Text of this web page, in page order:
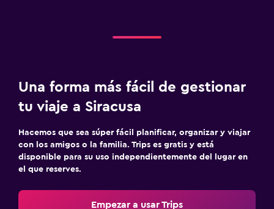
Una forma más fácil de gestionar
tu viaje a Siracusa
Hacemos que sea súper fácil planificar, organizar y viajar
con los amigos o la familia. Trips es gratis y está
disponible para su uso independientemente del lugar en
el que reserves.
Empezar a usar Trips